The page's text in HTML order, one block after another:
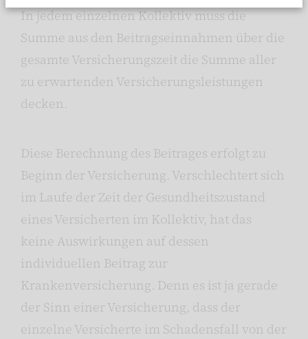
In jedem einzelnen Kollektiv muss die
Summe aus den Beitragseinnahmen über die
gesamte Versicherungszeit die Summe aller
zu erwartenden Versicherungsleistungen
decken.
Diese Berechnung des Beitrages erfolgt zu
Beginn der Versicherung. Verschlechtert sich
im Laufe der Zeit der Gesundheitszustand
eines Versicherten im Kollektiv, hat das
keine Auswirkungen auf dessen
individuellen Beitrag zur
Krankenversicherung. Denn es ist ja gerade
der Sinn einer Versicherung, dass der
einzelne Versicherte im Schadensfall von der